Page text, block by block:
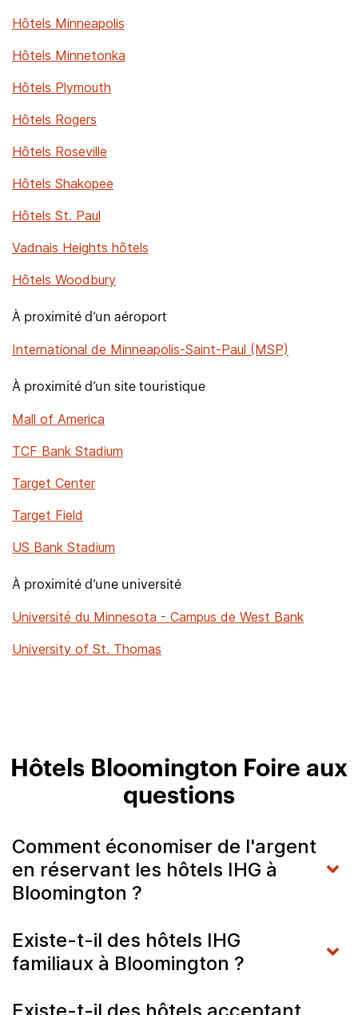
Hôtels Minneapolis
Hôtels Minnetonka
Hôtels Plymouth
Hôtels Rogers
Hôtels Roseville
Hôtels Shakopee
Hôtels St. Paul
Vadnais Heights hôtels
Hôtels Woodbury
À proximité d’un aéroport
International de Minneapolis-Saint-Paul (MSP)
À proximité d’un site touristique
Mall of America
TCF Bank Stadium
Target Center
Target Field
US Bank Stadium
À proximité d’une université
Université du Minnesota - Campus de West Bank
University of St. Thomas
Hôtels Bloomington Foire aux
questions
Comment économiser de l'argent
en réservant les hôtels IHG à
Bloomington ?
Existe-t-il des hôtels IHG
familiaux à Bloomington ?